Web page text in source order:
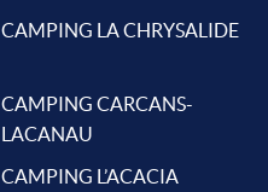
CAMPING LA CHRYSALIDE
CAMPING CARCANS-
LACANAU
CAMPING L’ACACIA